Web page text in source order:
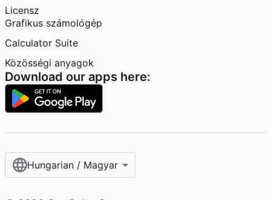
Licensz
Grafikus számológép
Calculator Suite
Közösségi anyagok
Download our apps here:
Hungarian / Magyar‎